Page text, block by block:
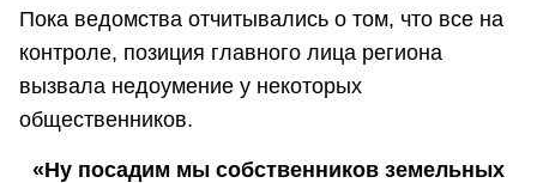
Пока ведомства отчитывались о том, что все на
контроле, позиция главного лица региона
вызвала недоумение у некоторых
общественников.
«Ну посадим мы собственников земельных